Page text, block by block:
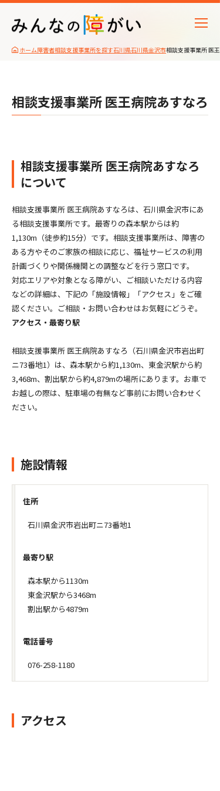
ホーム障害者相談支援事業所を探す石川県石川県金沢市相談支援事業所 医王
相談支援事業所 医王病院あすなろ
相談支援事業所 医王病院あすなろ
について
相談支援事業所 医王病院あすなろは、石川県金沢市にあ
る相談支援事業所です。最寄りの森本駅からは約
1,130m（徒歩約15分）です。相談支援事業所は、障害の
ある方やそのご家族の相談に応じ、福祉サービスの利用
計画づくりや関係機関との調整などを行う窓口です。
対応エリアや対象となる障がい、ご相談いただける内容
などの詳細は、下記の「施設情報」「アクセス」をご確
認ください。ご相談・お問い合わせはお気軽にどうぞ。
アクセス・最寄り駅
相談支援事業所 医王病院あすなろ（石川県金沢市岩出町
ニ73番地1）は、森本駅から約1,130m、東金沢駅から約
3,468m、割出駅から約4,879mの場所にあります。お車で
お越しの際は、駐車場の有無など事前にお問い合わせく
ださい。
施設情報
住所
石川県金沢市岩出町ニ73番地1
最寄り駅
森本駅から1130m
東金沢駅から3468m
割出駅から4879m
電話番号
076-258-1180
アクセス